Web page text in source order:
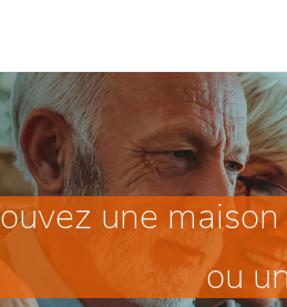
une
ou